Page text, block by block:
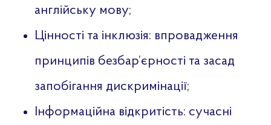
англійську мову;
Цінності та інклюзія: впровадження
принципів безбар’єрності та засад
запобігання дискримінації;
Інформаційна відкритість: сучасні